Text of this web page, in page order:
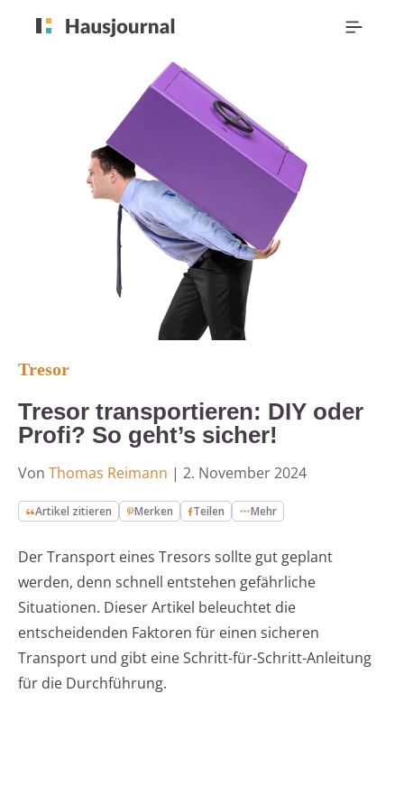
Tresor
Tresor transportieren: DIY oder
Profi? So geht’s sicher!
Von Thomas Reimann | 2. November 2024
Artikel zitieren Merken Teilen Mehr
Der Transport eines Tresors sollte gut geplant
werden, denn schnell entstehen gefährliche
Situationen. Dieser Artikel beleuchtet die
entscheidenden Faktoren für einen sicheren
Transport und gibt eine Schritt-für-Schritt-Anleitung
für die Durchführung.